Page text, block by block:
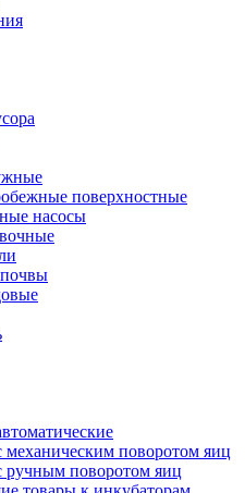
поверхностные
насосы
поворотом яиц
ручным поворотом яиц